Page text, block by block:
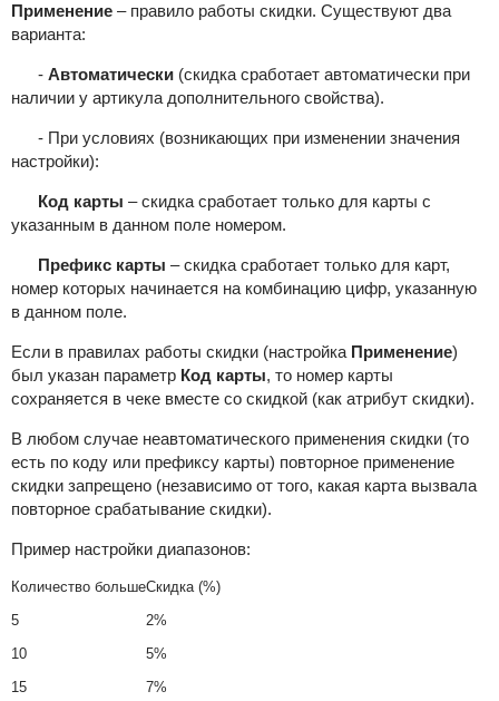
Применение– правило работы скидки. Существуют два
варианта:
- Автоматически(скидка сработает автоматически при
наличии у артикула дополнительного свойства).
- При условиях (возникающих при изменении значения
настройки):
Код карты – скидка сработает только для карты с
указанным в данном поле номером.
Префикс карты – скидка сработает только для карт,
номер которых начинается на комбинацию цифр, указанную
в данном поле.
Если в правилах работы скидки (настройка Применение)
был указан параметр Код карты, то номер карты
сохраняется в чеке вместе со скидкой (как атрибут скидки).
В любом случае неавтоматического применения скидки (то
есть по коду или префиксу карты) повторное применение
скидки запрещено (независимо от того, какая карта вызвала
повторное срабатывание скидки).
Пример настройки диапазонов:
Количество большеСкидка (%)
5
2%
10
5%
15
7%